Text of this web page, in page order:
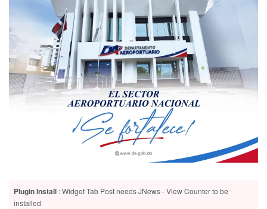
Plugin Install : Widget Tab Post needs JNews - View Counter to be
installed